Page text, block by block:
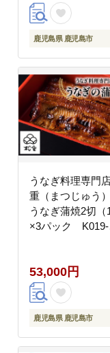
鹿児島県 鹿児島市
うなぎ料理専門
重（まつじゅう
うなぎ蒲焼2切（1
×3パック K019-
53,000円
鹿児島県 鹿児島市